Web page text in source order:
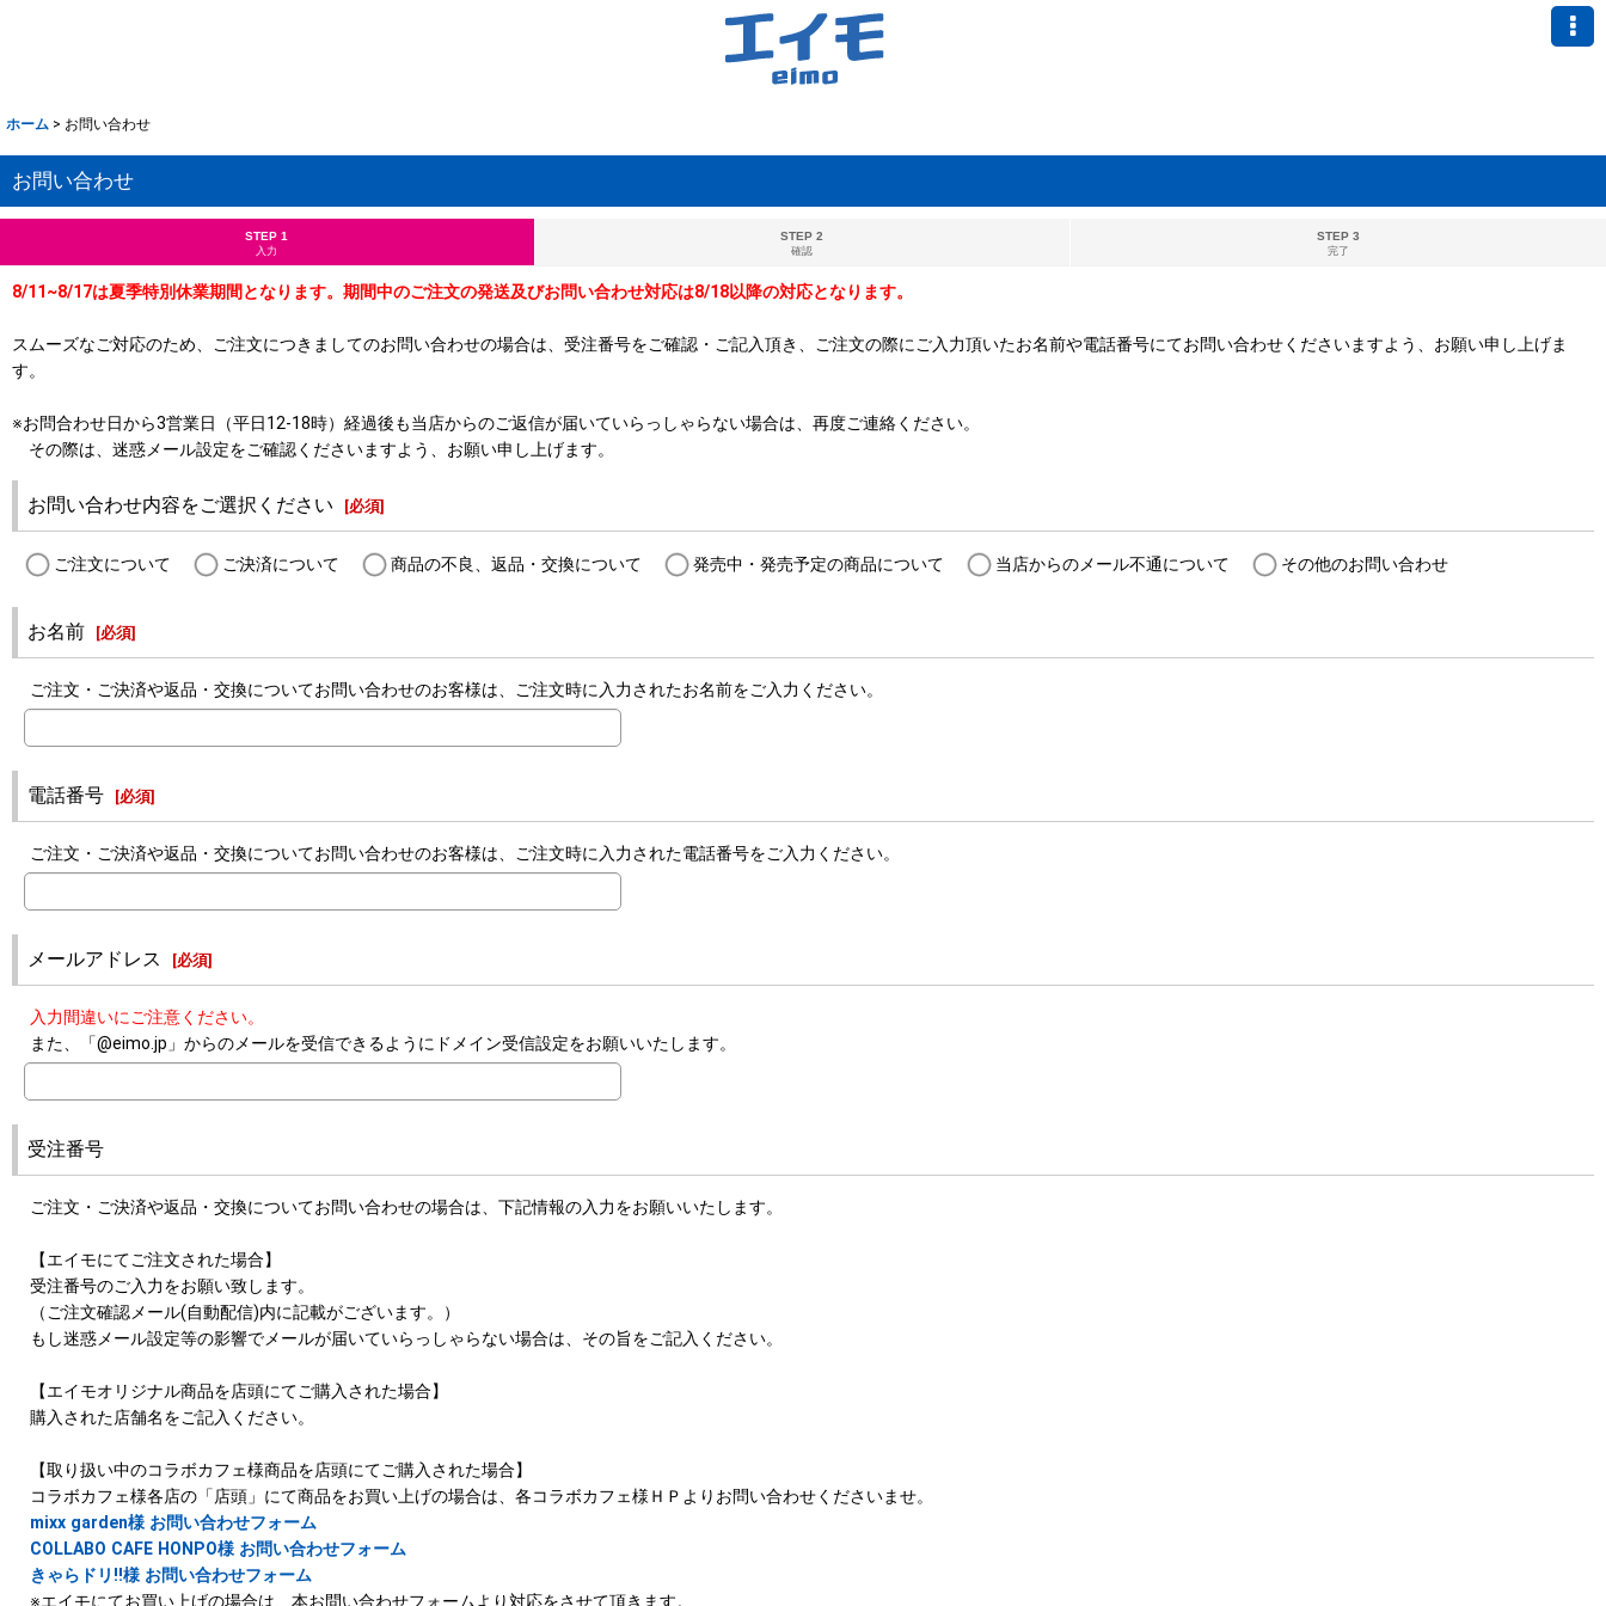
ホーム > お問い合わせ
お問い合わせ
STEP 1
入力
STEP 2
確認
STEP 3
完了
8/11~8/17は夏季特別休業期間となります。期間中のご注文の発送及びお問い合わせ対応は8/18以降の対応となります。
スムーズなご対応のため、ご注文につきましてのお問い合わせの場合は、受注番号をご確認・ご記入頂き、ご注文の際にご入力頂いたお名前や電話番号にてお問い合わせくださいますよう、お願い申し上げま
す。
※お問合わせ日から3営業日（平日12-18時）経過後も当店からのご返信が届いていらっしゃらない場合は、再度ご連絡ください。
その際は、迷惑メール設定をご確認くださいますよう、お願い申し上げます。
お問い合わせ内容をご選択ください [必須]
ご注文について ご決済について 商品の不良、返品・交換について 発売中・発売予定の商品について 当店からのメール不通について その他のお問い合わせ
お名前 [必須]
ご注文・ご決済や返品・交換についてお問い合わせのお客様は、ご注文時に入力されたお名前をご入力ください。
電話番号 [必須]
ご注文・ご決済や返品・交換についてお問い合わせのお客様は、ご注文時に入力された電話番号をご入力ください。
メールアドレス [必須]
入力間違いにご注意ください。
また、「@eimo.jp」からのメールを受信できるようにドメイン受信設定をお願いいたします。
受注番号
ご注文・ご決済や返品・交換についてお問い合わせの場合は、下記情報の入力をお願いいたします。
【エイモにてご注文された場合】
受注番号のご入力をお願い致します。
（ご注文確認メール(自動配信)内に記載がございます。）
もし迷惑メール設定等の影響でメールが届いていらっしゃらない場合は、その旨をご記入ください。
【エイモオリジナル商品を店頭にてご購入された場合】
購入された店舗名をご記入ください。
【取り扱い中のコラボカフェ様商品を店頭にてご購入された場合】
コラボカフェ様各店の「店頭」にて商品をお買い上げの場合は、各コラボカフェ様ＨＰよりお問い合わせくださいませ。
mixx garden様 お問い合わせフォーム
COLLABO CAFE HONPO様 お問い合わせフォーム
きゃらドリ!!様 お問い合わせフォーム
※エイモにてお買い上げの場合は、本お問い合わせフォームより対応をさせて頂きます。